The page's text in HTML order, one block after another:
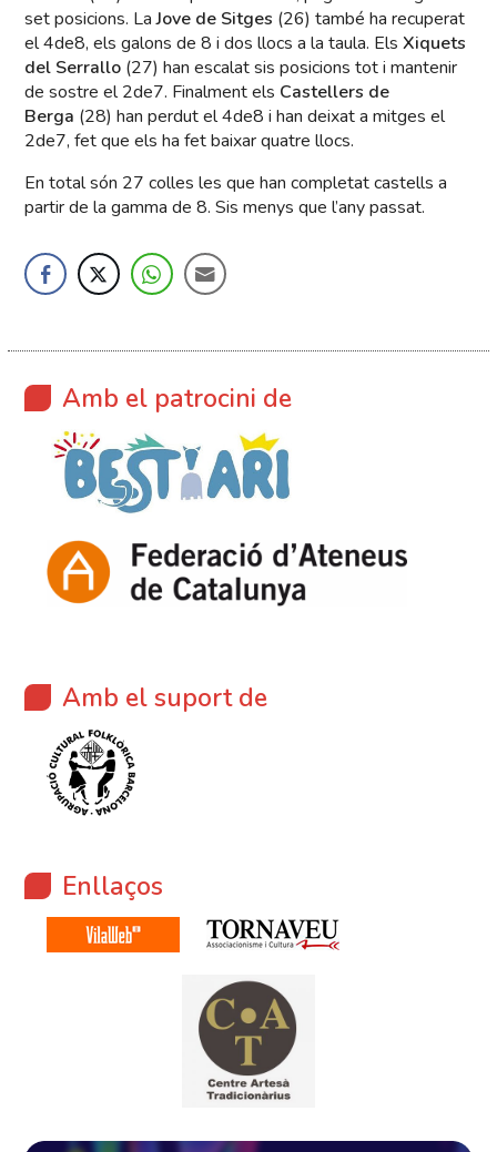
set posicions. LaJove de Sitges (26) també ha recuperat
el 4de8, els galons de 8 i dos llocs a la taula. ElsXiquets
del Serrallo (27) han escalat sis posicions tot i mantenir
de sostre el 2de7. Finalment els Castellers de
Berga (28) han perdut el 4de8 i han deixat a mitges el
2de7, fet que els ha fet baixar quatre llocs.
En total són 27 colles les que han completat castells a
partir de la gamma de 8. Sis menys que l’any passat.
Amb el patrocini de
Amb el suport de
Enllaços